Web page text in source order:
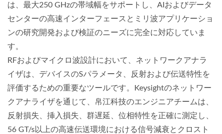
は、最大250 GHzの帯域幅をサポートし、AIおよびデータ
センターの高速インターフェースとミリ波アプリケーショ
ンの研究開発および検証のニーズに完全に対応していま
す。
RFおよびマイクロ波設計において、ネットワークアナラ
イザは、デバイスのSパラメータ、反射および伝送特性を
評価するための重要なツールです。Keysightのネットワー
クアナライザを通じて、帛江科技のエンジニアチームは、
反射損失、挿入損失、群遅延、位相特性を正確に測定し、
56 GT/s以上の高速伝送環境における信号減衰とクロスト